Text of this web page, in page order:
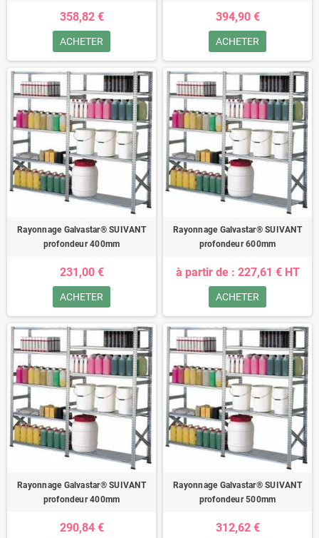
358,82 €
ACHETER
394,90 €
ACHETER
Rayonnage Galvastar® SUIVANT
profondeur 400mm
231,00 €
ACHETER
Rayonnage Galvastar® SUIVANT
profondeur 600mm
à partir de : 227,61 € HT
ACHETER
Rayonnage Galvastar® SUIVANT
profondeur 400mm
290,84 €
Rayonnage Galvastar® SUIVANT
profondeur 500mm
312,62 €